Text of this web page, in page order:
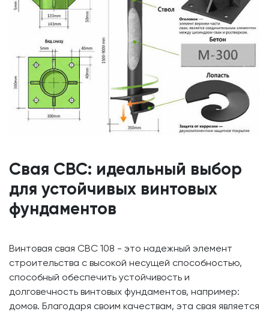
Свая СВС: идеальный выбор
для устойчивых винтовых
фундаментов
Винтовая свая СВС 108 - это надежный элемент
строительства с высокой несущей способностью,
способный обеспечить устойчивость и
долговечность винтовых фундаментов, например:
домов. Благодаря своим качествам, эта свая является